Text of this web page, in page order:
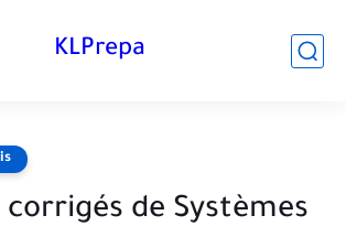
KLPrepa
corrigés de Systèmes